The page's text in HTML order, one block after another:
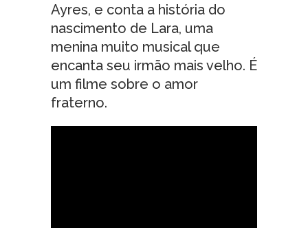
Ayres, e conta a história do
nascimento de Lara, uma
menina muito musical que
encanta seu irmão mais velho. É
um filme sobre o amor
fraterno.